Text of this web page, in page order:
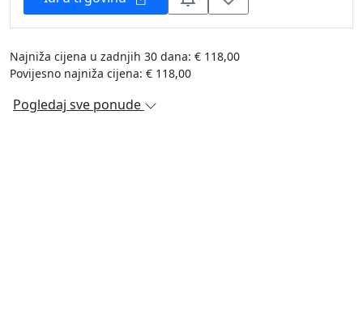
Najniža cijena u zadnjih 30 dana: € 118,00
Povijesno najniža cijena: € 118,00
Pogledaj sve ponude